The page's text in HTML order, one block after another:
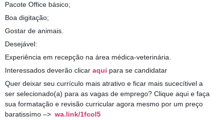
Pacote Office básico;
Boa digitação;
Gostar de animais.
Desejável:
Experiência em recepção na área médica-veterinária.
Interessados deverão clicar aqui para se candidatar
Quer deixar seu currículo mais atrativo e ficar mais sucecítivel a
ser selecionado(a) para as vagas de emprego? Clique aqui e faça
sua formatação e revisão curricular agora mesmo por um preço
baratissímo –> wa.link/1fcol5